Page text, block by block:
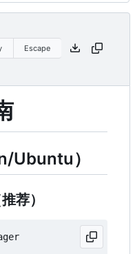
Escape
Ubuntu）
荐）